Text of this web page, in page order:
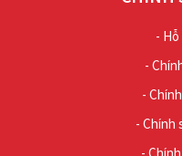
-
-
-
- Chính